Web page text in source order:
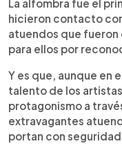
La alfombra fue el
hicieron contacto
atuendos que
para ellos por
Y es que, aunque en
talento de los
protagonismo a
extravagantes
portan con